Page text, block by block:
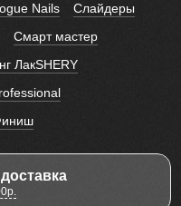
Nails
Слайдеры
Смарт мастер
ЛакSHERY